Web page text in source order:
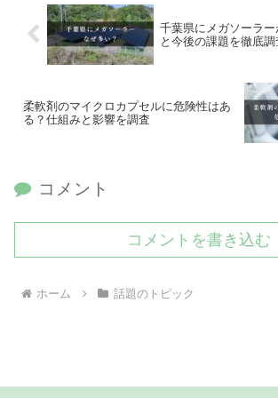
千葉県にメガソーラ
と今後の課題を徹底調
柔軟剤のマイクロカプセルに危険性はあ
る？仕組みと影響を調査
コメント
コメントを書き込む
ホーム 話題のトピック